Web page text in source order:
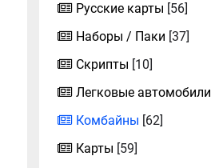
Русские карты [56]
Наборы / Паки [37]
Скрипты [10]
Легковые автомобили
Комбайны [62]
Карты [59]